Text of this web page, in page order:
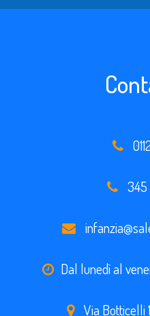
345
Dal lunedì al
Via Botticelli